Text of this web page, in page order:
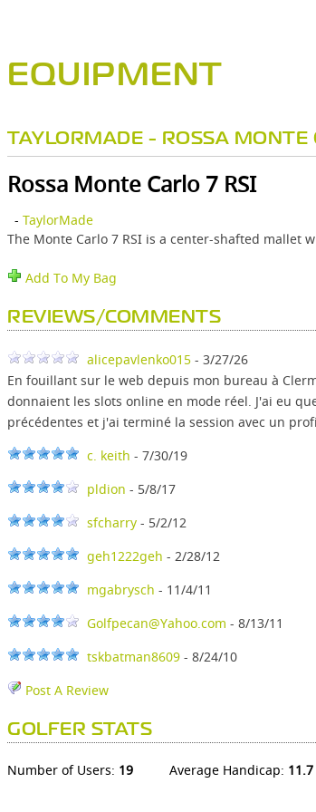
EQUIPMENT
TAYLORMADE - ROSSA MONTE
Rossa Monte Carlo 7 RSI
- TaylorMade
The Monte Carlo 7 RSI is a center-shafted mallet
Add To My Bag
REVIEWS/COMMENTS
alicepavlenko015 - 3/27/26
En fouillant sur le web depuis mon bureau à
donnaient les slots online en mode réel. J'ai eu
précédentes et j'ai terminé la session avec un
c. keith - 7/30/19
pldion - 5/8/17
sfcharry - 5/2/12
geh1222geh - 2/28/12
mgabrysch - 11/4/11
Golfpecan@Yahoo.com - 8/13/11
tskbatman8609 - 8/24/10
Post A Review
GOLFER STATS
Number of Users: 19 Average Handicap: 11.7